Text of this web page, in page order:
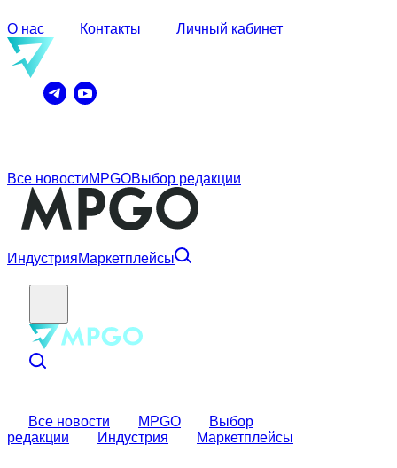
О нас Контакты Личный кабинет
Все новостиMPGOВыбор редакции
ИндустрияМаркетплейсы
Все новости MPGO
Выбор
редакции
Индустрия Маркетплейсы